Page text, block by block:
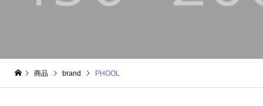
商品 brand PHOOL